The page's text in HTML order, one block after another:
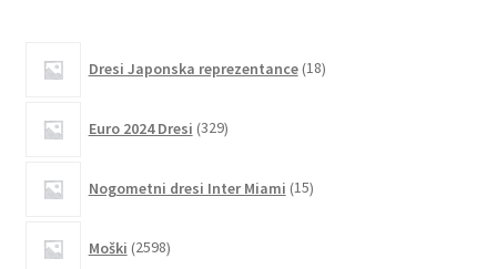
Dresi Japonska reprezentance 18izdelkov
Euro 2024 Dresi 329izdelkov
Nogometni dresi Inter Miami 15izdelkov
Moški 2598izdelkov